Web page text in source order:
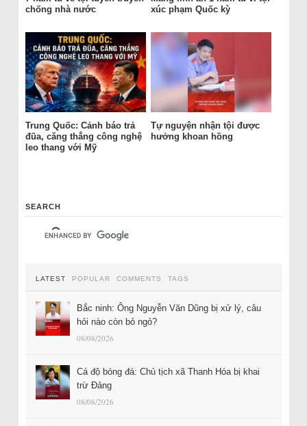
chống nhà nước
xúc phạm Quốc kỳ
Trung Quốc: Cảnh báo trả
đũa, căng thẳng công nghệ
leo thang với Mỹ
Tự nguyện nhận tội được
hưởng khoan hồng
SEARCH
LATEST POPULAR COMMENTS TAGS
Bắc ninh: Ông Nguyễn Văn Dũng bị xử lý, câu
hỏi nào còn bỏ ngỏ?
08/08/2026
Cá độ bóng đá: Chủ tịch xã Thanh Hóa bị khai
trừ Đảng
08/08/2026